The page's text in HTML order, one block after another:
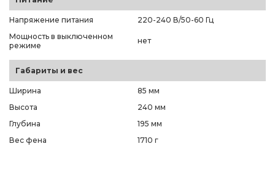
Напряжение питания
220-240 В/50-60 Гц
Мощность в выключенном
режиме
нет
Габариты и вес
Ширина
85 мм
Высота
240 мм
Глубина
195 мм
Вес фена
1710 г